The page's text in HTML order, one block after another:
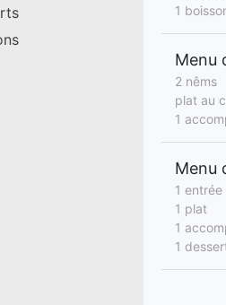
1
Menu
2 nêms
plat au
1
Menu
1
1 plat
1
1